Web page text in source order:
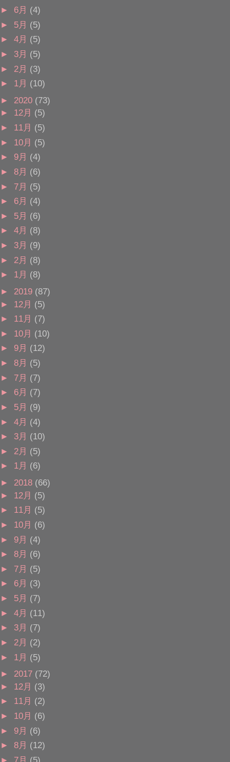
► 6月 (4)
► 5月 (5)
► 4月 (5)
► 3月 (5)
► 2月 (3)
► 1月 (10)
► 2020 (73)
► 12月 (5)
► 11月 (5)
► 10月 (5)
► 9月 (4)
► 8月 (6)
► 7月 (5)
► 6月 (4)
► 5月 (6)
► 4月 (8)
► 3月 (9)
► 2月 (8)
► 1月 (8)
► 2019 (87)
► 12月 (5)
► 11月 (7)
► 10月 (10)
► 9月 (12)
► 8月 (5)
► 7月 (7)
► 6月 (7)
► 5月 (9)
► 4月 (4)
► 3月 (10)
► 2月 (5)
► 1月 (6)
► 2018 (66)
► 12月 (5)
► 11月 (5)
► 10月 (6)
► 9月 (4)
► 8月 (6)
► 7月 (5)
► 6月 (3)
► 5月 (7)
► 4月 (11)
► 3月 (7)
► 2月 (2)
► 1月 (5)
► 2017 (72)
► 12月 (3)
► 11月 (2)
► 10月 (6)
► 9月 (6)
► 8月 (12)
► 7月 (5)